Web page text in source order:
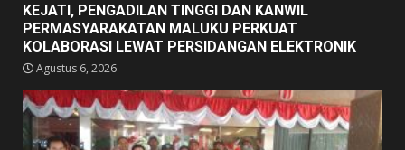
KEJATI, PENGADILAN TINGGI DAN KANWIL
PERMASYARAKATAN MALUKU PERKUAT
KOLABORASI LEWAT PERSIDANGAN ELEKTRONIK
Agustus 6, 2026